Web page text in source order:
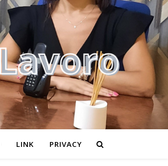
LINK PRIVACY